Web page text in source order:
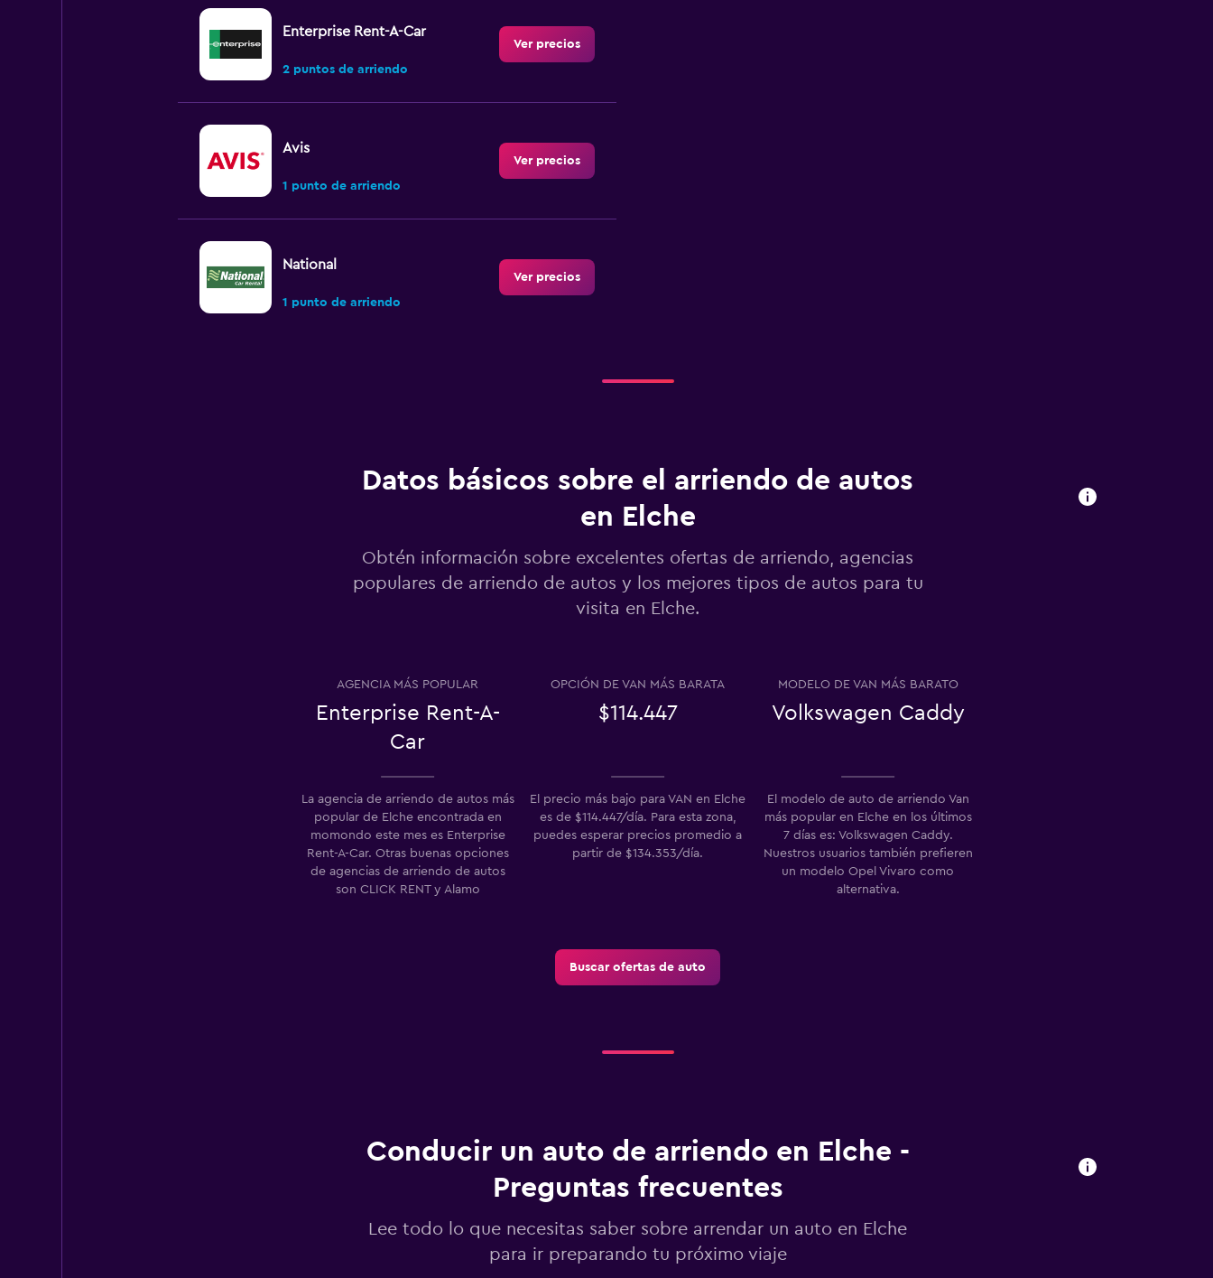
Enterprise Rent-A-Car
2 puntos de arriendo
Ver precios
Avis
1 punto de arriendo
Ver precios
National
1 punto de arriendo
Ver precios
Datos básicos sobre el arriendo de autos
en Elche
Obtén información sobre excelentes ofertas de arriendo, agencias
populares de arriendo de autos y los mejores tipos de autos para tu
visita en Elche.
AGENCIA MÁS POPULAR
Enterprise Rent-A-
Car
OPCIÓN DE VAN MÁS BARATA
$114.447
MODELO DE VAN MÁS BARATO
Volkswagen Caddy
La agencia de arriendo de autos más
popular de Elche encontrada en
momondo este mes es Enterprise
Rent-A-Car. Otras buenas opciones
de agencias de arriendo de autos
son CLICK RENT y Alamo
El precio más bajo para VAN en Elche
es de $114.447/día. Para esta zona,
puedes esperar precios promedio a
partir de $134.353/día.
El modelo de auto de arriendo Van
más popular en Elche en los últimos
7 días es: Volkswagen Caddy.
Nuestros usuarios también prefieren
un modelo Opel Vivaro como
alternativa.
Buscar ofertas de auto
Conducir un auto de arriendo en Elche -
Preguntas frecuentes
Lee todo lo que necesitas saber sobre arrendar un auto en Elche
para ir preparando tu próximo viaje